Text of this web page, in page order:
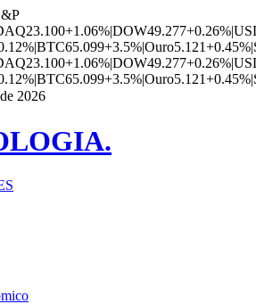
23.100+1.06%|DOW49.277+0.26%|
|BTC65.099+3.5%|Ouro5.121+0.45%|
23.100+1.06%|DOW49.277+0.26%|
|BTC65.099+3.5%|Ouro5.121+0.45%|
2026